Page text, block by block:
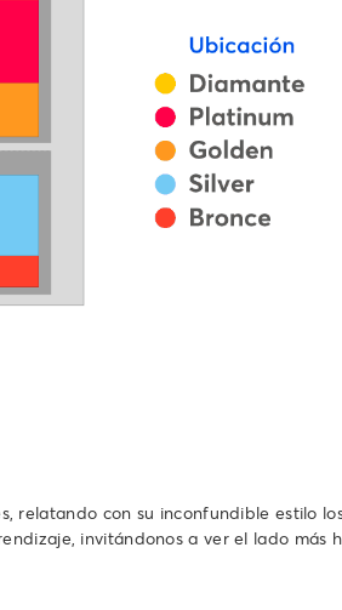
relatando con su inconfundible estilo
invitándonos a ver el lado más